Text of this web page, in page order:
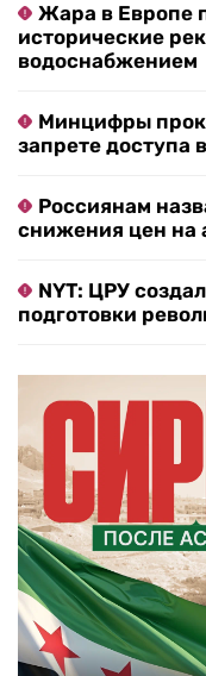
Жара в Европе
исторические
водоснабжением
Минцифры
запрете доступа
Россиянам
снижения цен на
NYT: ЦРУ
подготовки